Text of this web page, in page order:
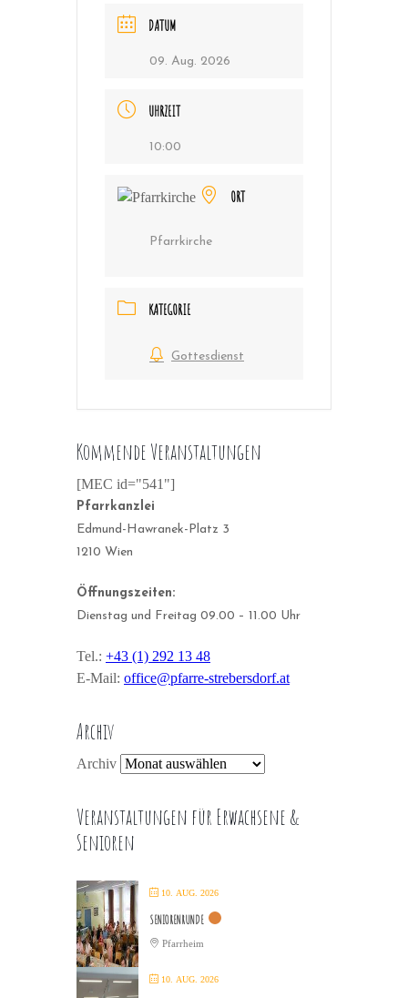
DATUM
09. Aug. 2026
UHRZEIT
10:00
ORT
Pfarrkirche
KATEGORIE
Gottesdienst
Kommende Veranstaltungen
[MEC id="541"]
Pfarrkanzlei
Edmund-Hawranek-Platz 3
1210 Wien
Öffnungszeiten:
Dienstag und Freitag 09.00 – 11.00 Uhr
Tel.: +43 (1) 292 13 48
E-Mail: office@pfarre-strebersdorf.at
Archiv
Archiv
Veranstaltungen für Erwachsene &
Senioren
10. AUG. 2026
SENIORENRUNDE
Pfarrheim
10. AUG. 2026